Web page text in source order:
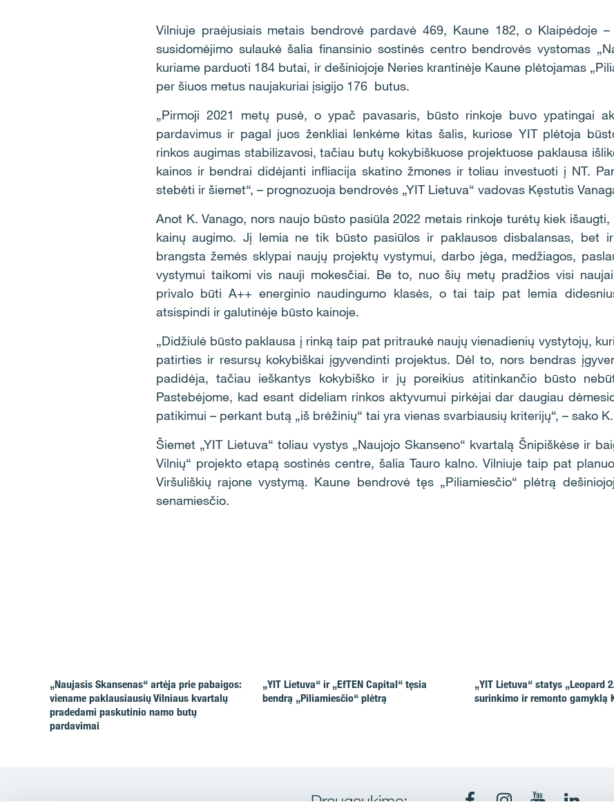
Vilniuje praėjusiais metais bendrovė pardavė 469, Kaune 182, o Klaipėdoje
susidomėjimo sulaukė šalia finansinio sostinės centro bendrovės vystomas
kuriame parduoti 184 butai, ir dešiniojoje Neries krantinėje Kaune plėtojamas
per šiuos metus naujakuriai įsigijo 176 butus.
„Pirmoji 2021 metų pusė, o ypač pavasaris, būsto rinkoje buvo ypatingai
pardavimus ir pagal juos ženkliai lenkėme kitas šalis, kuriose YIT plėtoja
rinkos augimas stabilizavosi, tačiau butų kokybiškuose projektuose paklausa
kainos ir bendrai didėjanti infliacija skatino žmones ir toliau investuoti į NT.
stebėti ir šiemet“, – prognozuoja bendrovės „YIT Lietuva“ vadovas Kęstutis
Anot K. Vanago, nors naujo būsto pasiūla 2022 metais rinkoje turėtų kiek
kainų augimo. Jį lemia ne tik būsto pasiūlos ir paklausos disbalansas, bet
brangsta žemės sklypai naujų projektų vystymui, darbo jėga, medžiagos,
vystymui taikomi vis nauji mokesčiai. Be to, nuo šių metų pradžios visi
privalo būti A++ energinio naudingumo klasės, o tai taip pat lemia
atsispindi ir galutinėje būsto kainoje.
„Didžiulė būsto paklausa į rinką taip pat pritraukė naujų vienadienių vystytojų,
patirties ir resursų kokybiškai įgyvendinti projektus. Dėl to, nors bendras
padidėja, tačiau ieškantys kokybiško ir jų poreikius atitinkančio būsto
Pastebėjome, kad esant dideliam rinkos aktyvumui pirkėjai dar daugiau
patikimui – perkant butą „iš brėžinių“ tai yra vienas svarbiausių kriterijų“, – sako
Šiemet „YIT Lietuva“ toliau vystys „Naujojo Skanseno“ kvartalą Šnipiškėse ir
Vilnių“ projekto etapą sostinės centre, šalia Tauro kalno. Vilniuje taip pat
Viršuliškių rajone vystymą. Kaune bendrovė tęs „Piliamiesčio“ plėtrą
senamiesčio.
„Naujasis Skansenas“ artėja prie pabaigos:
viename paklausiausių Vilniaus kvartalų
pradedami paskutinio namo butų
pardavimai
„YIT Lietuva“ ir „EfTEN Capital“ tęsia
bendrą „Piliamiesčio“ plėtrą
„YIT Lietuva“ statys „Leopard
surinkimo ir remonto gamyklą